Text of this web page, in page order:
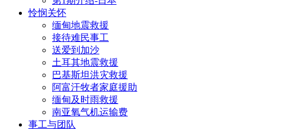
怜悯关怀
缅甸地震救援
接待难民事工
送爱到加沙
土耳其地震救援
巴基斯坦洪灾救援
阿富汗牧者家庭援助
缅甸及时雨救援
南亚氧气机运输费
事工与团队